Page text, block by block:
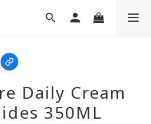
Daily Cream
350ML